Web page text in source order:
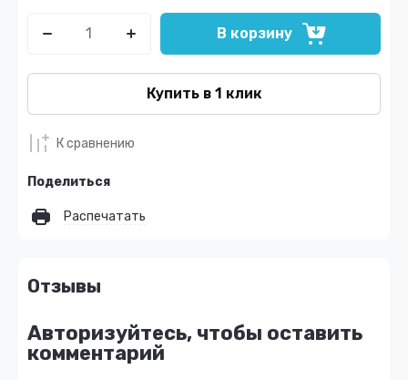
В корзину
Купить в 1 клик
К сравнению
Поделиться
Распечатать
Отзывы
Авторизуйтесь, чтобы оставить
комментарий